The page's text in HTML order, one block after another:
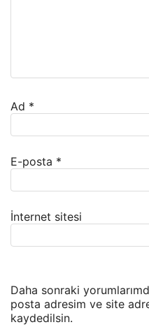
Ad *
E-posta *
İnternet sitesi
Daha sonraki
posta adresim ve site
kaydedilsin.